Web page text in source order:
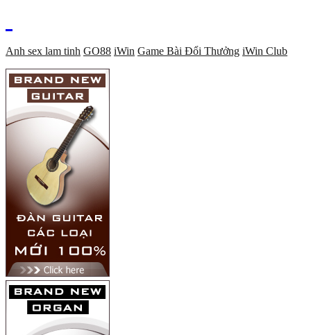
Anh sex lam tinh GO88 iWin Game Bài Đổi Thưởng iWin Club